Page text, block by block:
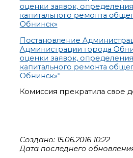
оценки заявок,
капитального ремонта
Обнинск»
Постановление
Администрации города
оценки заявок,
капитального ремонта
Обнинск»"
Комиссия прекратила свое
Создано: 15.06.2016 10:22
Дата последнего обновления